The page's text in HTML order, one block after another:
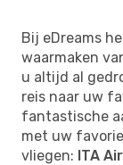
Bij eDreams
waarmaken
u altijd al
reis naar uw
fantastische
met uw
vliegen: ITA